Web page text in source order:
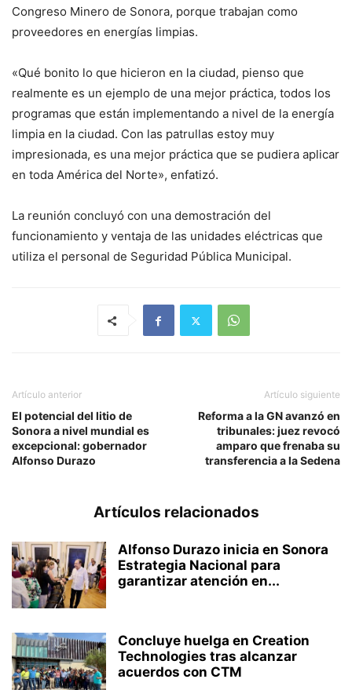
Congreso Minero de Sonora, porque trabajan como
proveedores en energías limpias.
«Qué bonito lo que hicieron en la ciudad, pienso que
realmente es un ejemplo de una mejor práctica, todos los
programas que están implementando a nivel de la energía
limpia en la ciudad. Con las patrullas estoy muy
impresionada, es una mejor práctica que se pudiera aplicar
en toda América del Norte», enfatizó.
La reunión concluyó con una demostración del
funcionamiento y ventaja de las unidades eléctricas que
utiliza el personal de Seguridad Pública Municipal.
Artículo anterior
El potencial del litio de
Sonora a nivel mundial es
excepcional: gobernador
Alfonso Durazo
Artículo siguiente
Reforma a la GN avanzó en
tribunales: juez revocó
amparo que frenaba su
transferencia a la Sedena
Artículos relacionados
Alfonso Durazo inicia en Sonora
Estrategia Nacional para
garantizar atención en...
Concluye huelga en Creation
Technologies tras alcanzar
acuerdos con CTM